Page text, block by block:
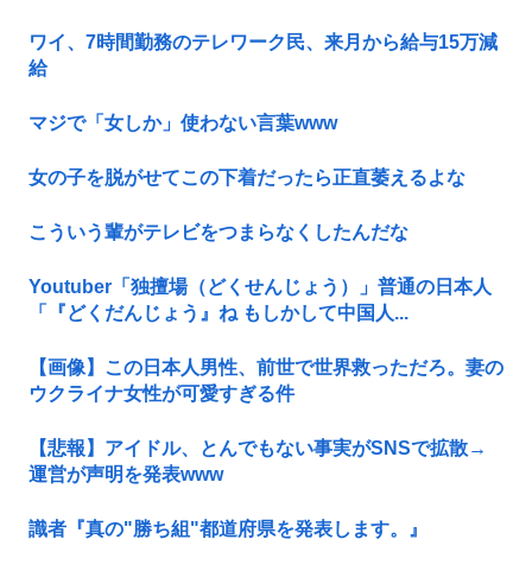
ワイ、7時間勤務のテレワーク民、来月から給与15万減
給
マジで「女しか」使わない言葉www
女の子を脱がせてこの下着だったら正直萎えるよな
こういう輩がテレビをつまらなくしたんだな
Youtuber「独擅場（どくせんじょう）」普通の日本人
「『どくだんじょう』ね もしかして中国人...
【画像】この日本人男性、前世で世界救っただろ。妻の
ウクライナ女性が可愛すぎる件
【悲報】アイドル、とんでもない事実がSNSで拡散→
運営が声明を発表www
識者『真の"勝ち組"都道府県を発表します。』